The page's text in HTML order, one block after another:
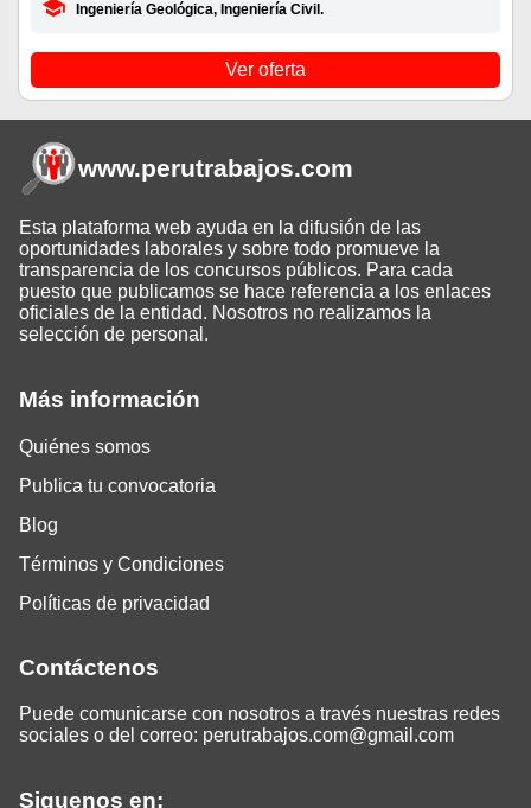
Ingeniería Geológica, Ingeniería Civil.
Ver oferta
Más información
Quiénes somos
Publica tu convocatoria
Blog
Términos y Condiciones
Políticas de privacidad
Contáctenos
Puede comunicarse con nosotros a través nuestras redes
sociales o del correo: perutrabajos.com@gmail.com
Siguenos en:
www.perutrabajos.com
Esta plataforma web ayuda en la difusión de las
oportunidades laborales y sobre todo promueve la
transparencia de los concursos públicos. Para cada
puesto que publicamos se hace referencia a los enlaces
oficiales de la entidad. Nosotros no realizamos la
selección de personal.